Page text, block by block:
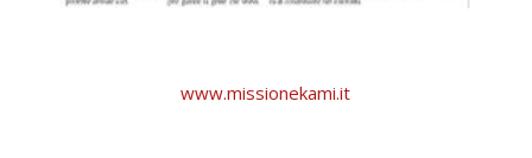
www.missionekami.it